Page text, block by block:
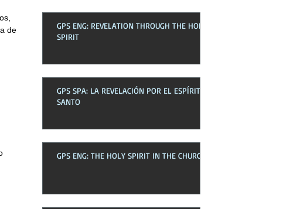
de
GPS ENG: REVELATION THROUGH THE HOLY
SPIRIT
GPS SPA: LA REVELACIÓN POR EL ESPÍRITU
SANTO
GPS ENG: THE HOLY SPIRIT IN THE CHURCH